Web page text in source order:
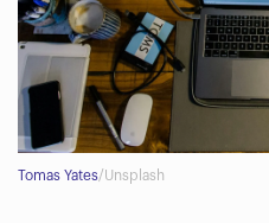
Tomas Yates/Unsplash